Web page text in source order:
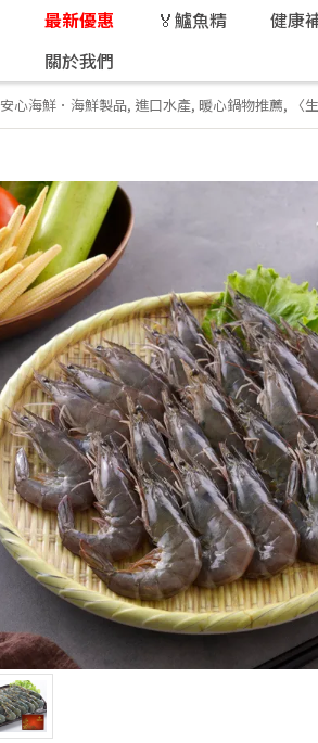
最新優惠 🏅鱸魚精 健康
關於我們
安心海鮮．海鮮製品, 進口水產, 暖心鍋物推薦, 〈